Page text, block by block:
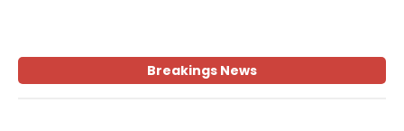
Breakings News